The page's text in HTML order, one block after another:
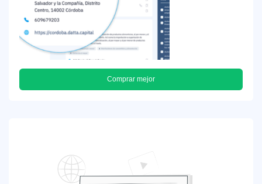
Comprar mejor